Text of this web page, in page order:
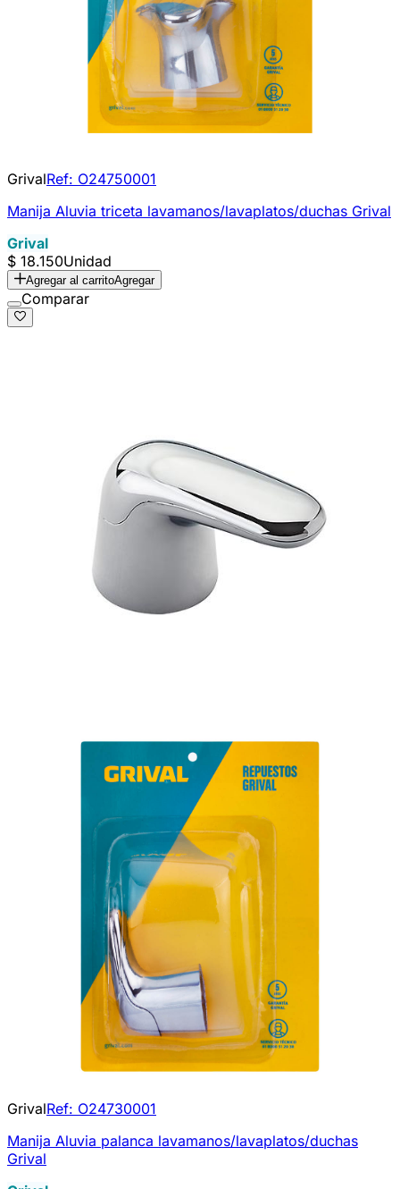
GrivalRef: O24750001
Manija Aluvia triceta lavamanos/lavaplatos/duchas Grival
Grival
$ 18.150Unidad
Agregar al carritoAgregar
Comparar
GrivalRef: O24730001
Manija Aluvia palanca lavamanos/lavaplatos/duchas
Grival